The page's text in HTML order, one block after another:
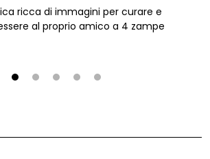
ricca di immagini per curare e
offrire benessere al proprio amico a 4 zampe